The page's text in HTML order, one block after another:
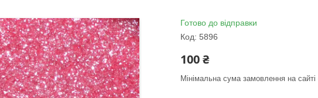
Готово до відправки
Код: 5896
100 ₴
Мінімальна сума замовлення на